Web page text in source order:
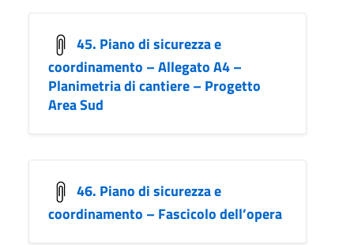
45. Piano di sicurezza e
coordinamento – Allegato A4 –
Planimetria di cantiere – Progetto
Area Sud
46. Piano di sicurezza e
coordinamento – Fascicolo dell’opera